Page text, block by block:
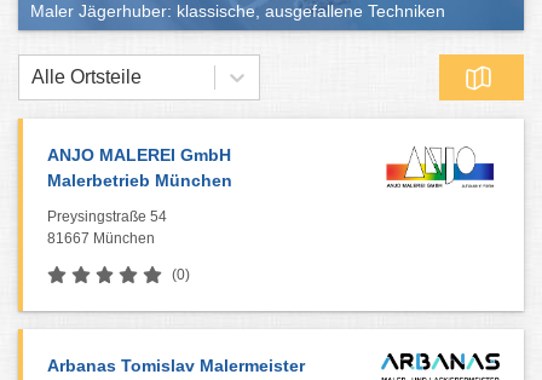
Maler Jägerhuber: klassische, ausgefallene Techniken
Alle Ortsteile
ANJO MALEREI GmbH
Malerbetrieb München
Preysingstraße 54
81667 München
(0)
Arbanas Tomislav Malermeister